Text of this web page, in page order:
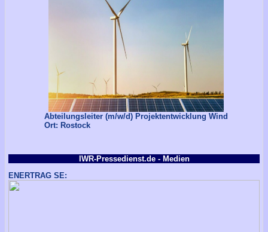
Abteilungsleiter (m/w/d) Projektentwicklung Wind
Ort: Rostock
IWR-Pressedienst.de - Medien
ENERTRAG SE: